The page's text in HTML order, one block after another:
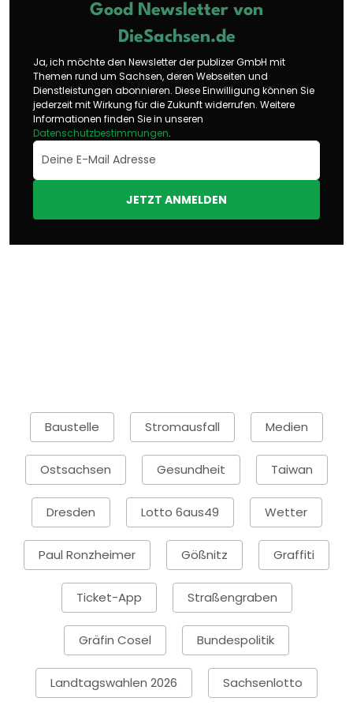
Good Newsletter von
DieSachsen.de
Ja, ich möchte den Newsletter der publizer GmbH mit
Themen rund um Sachsen, deren Webseiten und
Dienstleistungen abonnieren. Diese Einwilligung können Sie
jederzeit mit Wirkung für die Zukunft widerrufen. Weitere
Informationen finden Sie in unseren
Datenschutzbestimmungen.
JETZT ANMELDEN
Baustelle Stromausfall Medien
Ostsachsen Gesundheit Taiwan
Dresden Lotto 6aus49 Wetter
Paul Ronzheimer Gößnitz Graffiti
Ticket-App Straßengraben
Gräfin Cosel Bundespolitik
Landtagswahlen 2026 Sachsenlotto